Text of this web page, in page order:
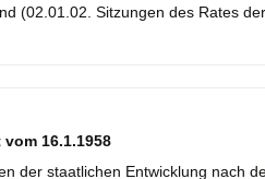
(02.01.02. Sitzungen des Rates
16.1.1958
der staatlichen Entwicklung nach